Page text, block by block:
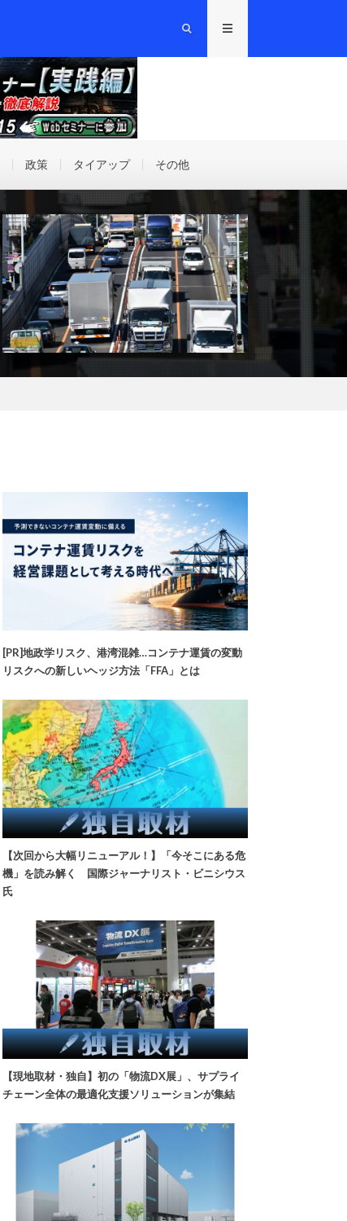
政策 タイアップ その他
[PR]地政学リスク、港湾混雑…コンテナ運賃の変動
リスクへの新しいヘッジ方法「FFA」とは
【次回から大幅リニューアル！】「今そこにある危
機」を読み解く 国際ジャーナリスト・ビニシウス
氏
【現地取材・独自】初の「物流DX展」、サプライ
チェーン全体の最適化支援ソリューションが集結